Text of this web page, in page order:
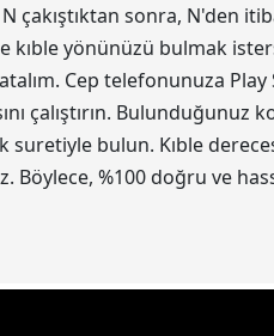
çakıştıktan sonra, N'den
yönünüzü bulmak
Cep telefonunuza
çalıştırın. Bulunduğunuz
bulun. Kıble
%100 doğru ve